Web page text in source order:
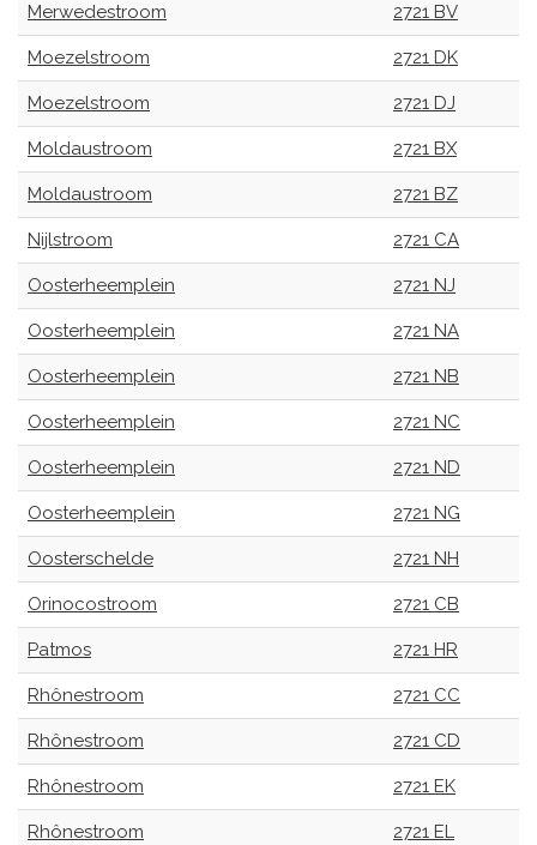
Merwedestroom 2721 BV
Moezelstroom 2721 DK
Moezelstroom 2721 DJ
Moldaustroom 2721 BX
Moldaustroom 2721 BZ
Nijlstroom 2721 CA
Oosterheemplein 2721 NJ
Oosterheemplein 2721 NA
Oosterheemplein 2721 NB
Oosterheemplein 2721 NC
Oosterheemplein 2721 ND
Oosterheemplein 2721 NG
Oosterschelde 2721 NH
Orinocostroom 2721 CB
Patmos 2721 HR
Rhônestroom 2721 CC
Rhônestroom 2721 CD
Rhônestroom 2721 EK
Rhônestroom 2721 EL